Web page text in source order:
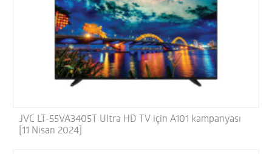
JVC LT-55VA3405T Ultra HD TV için A101 kampanyası
[11 Nisan 2024]